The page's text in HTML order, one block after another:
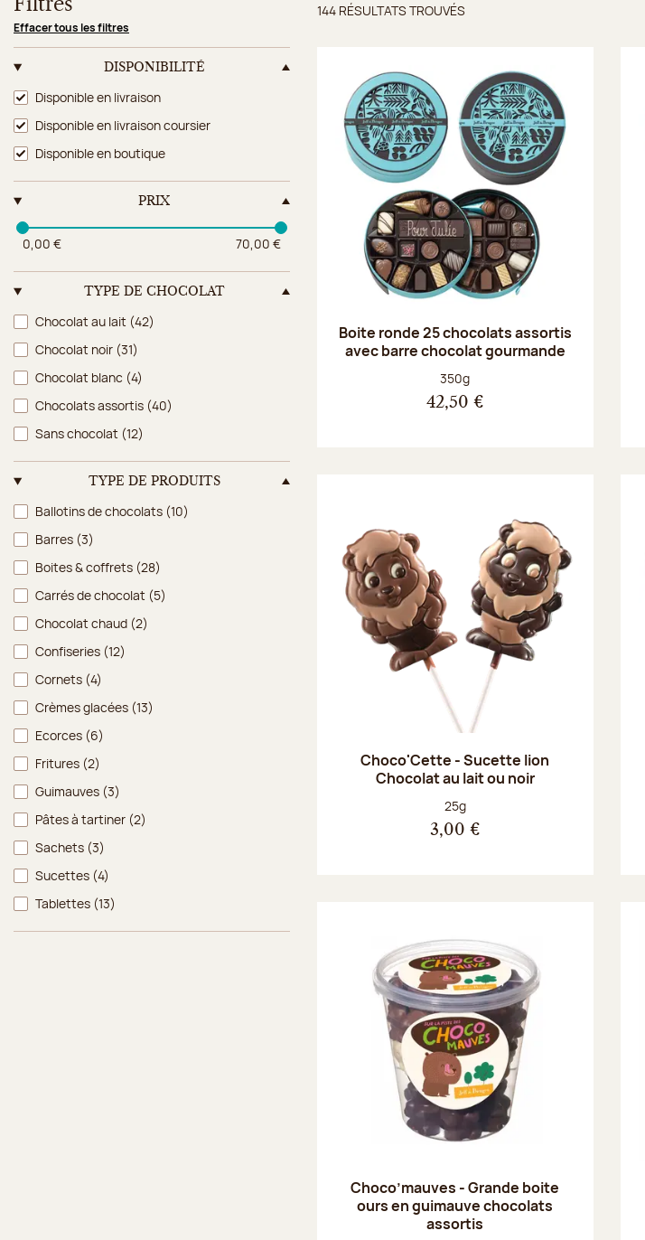
Filtres
Effacer tous les filtres
DISPONIBILITÉ
Disponibilité
Disponible en livraison
Disponible en livraison coursier
Disponible en boutique
PRIX
0,00 € 70,00 €
TYPE DE CHOCOLAT
Type de chocolat
Chocolat au lait (42)
Chocolat noir (31)
Chocolat blanc (4)
Chocolats assortis (40)
Sans chocolat (12)
TYPE DE PRODUITS
Type de produits
Ballotins de chocolats (10)
Barres (3)
Boites & coffrets (28)
Carrés de chocolat (5)
Chocolat chaud (2)
Confiseries (12)
Cornets (4)
Crèmes glacées (13)
Ecorces (6)
Fritures (2)
Guimauves (3)
Pâtes à tartiner (2)
Sachets (3)
Sucettes (4)
Tablettes (13)
Résultats trouvés
144 RÉSULTATS TROUVÉS
Boite ronde 25 chocolats assortis
avec barre chocolat gourmande
Poids net :
350g
42,50 €
Choco'Cette - Sucette lion
Chocolat au lait ou noir
Poids net :
25g
3,00 €
Choco’mauves - Grande boite
ours en guimauve chocolats
assortis